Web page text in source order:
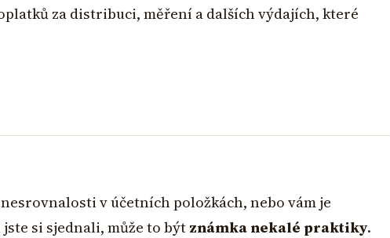
za distribuci, měření a dalších výdajích, které
v účetních položkách, nebo vám je
si sjednali, může to být známka nekalé praktiky.